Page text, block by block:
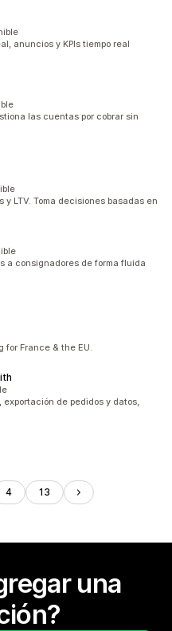
anuncios y KPIs tiempo real
las cuentas por cobrar sin
LTV. Toma decisiones basadas en
a consignadores de forma fluida
for France & the EU.
de pedidos y datos,
4 13
una